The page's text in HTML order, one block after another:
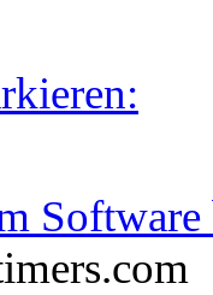
Software